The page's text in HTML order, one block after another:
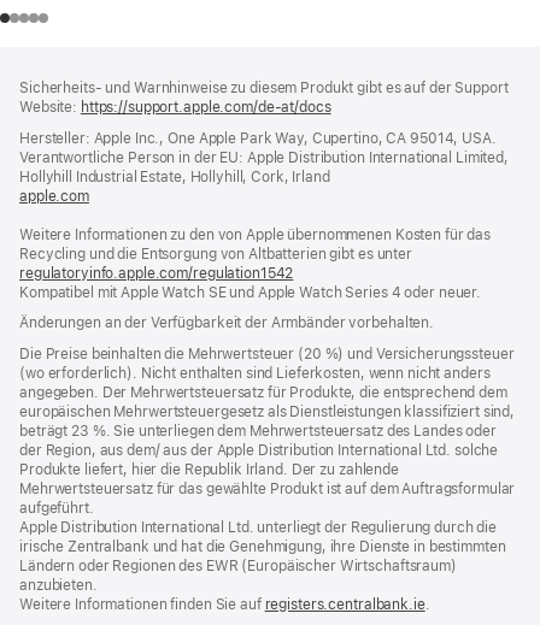
Sicherheits- und Warnhinweise zu diesem Produkt gibt es auf der Support
Website: https://support.apple.com/de-at/docs(öffnet
neues
Fenster)
Hersteller: Apple Inc., One Apple Park Way, Cupertino, CA 95014, USA.
Verantwortliche Person in der EU: Apple Distribution International Limited,
Hollyhill Industrial Estate, Hollyhill, Cork, Irland
apple.com(öffnet
neues
Fenster)
Weitere Informationen zu den von Apple übernommenen Kosten für das
Recycling und die Entsorgung von Altbatterien gibt es unter
regulatoryinfo.apple.com/regulation1542
ein
neues
Fenster)
Kompatibel mit Apple Watch SE und Apple Watch Series 4 oder neuer.
Änderungen an der Verfügbarkeit der Armbänder vorbehalten.
Die Preise beinhalten die Mehrwertsteuer (20 %) und Versicherungssteuer
(wo erforderlich). Nicht enthalten sind Lieferkosten, wenn nicht anders
angegeben. Der Mehrwertsteuersatz für Produkte, die entsprechend dem
europäischen Mehrwertsteuergesetz als Dienstleistungen klassifiziert sind,
beträgt 23 %. Sie unterliegen dem Mehrwertsteuersatz des Landes oder
der Region, aus dem/ aus der Apple Distribution International Ltd. solche
Produkte liefert, hier die Republik Irland. Der zu zahlende
Mehrwertsteuersatz für das gewählte Produkt ist auf dem Auftragsformular
aufgeführt.
Apple Distribution International Ltd. unterliegt der Regulierung durch die
irische Zentralbank und hat die Genehmigung, ihre Dienste in bestimmten
Ländern oder Regionen des EWR (Europäischer Wirtschaftsraum)
anzubieten.
Weitere Informationen finden Sie auf registers.centralbank.ie(Öffnet
.